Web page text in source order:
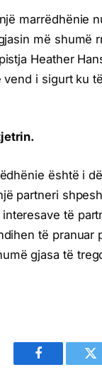
marrëdhënie
më shumë
Heather
i sigurt ku
është i
partneri
të
të pranuar
gjasa të
Facebook